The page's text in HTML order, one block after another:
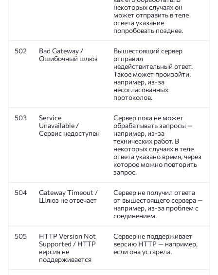
некоторых случаях он
может отправить в теле
ответа указание
попробовать позднее.
502
Bad Gateway /
Ошибочный шлюз
Вышестоящий сервер
отправил
недействительный ответ.
Такое может произойти,
например, из-за
несогласованных
протоколов.
503
Service
Unavailable /
Сервис недоступен
Сервер пока не может
обрабатывать запросы —
например, из-за
технических работ. В
некоторых случаях в теле
ответа указано время, через
которое можно повторить
запрос.
504
Gateway Timeout /
Шлюз не отвечает
Сервер не получил ответа
от вышестоящего сервера —
например, из-за проблем с
соединением.
505
HTTP Version Not
Supported / HTTP
версия не
поддерживается
Сервер не поддерживает
версию HTTP — например,
если она устарела.